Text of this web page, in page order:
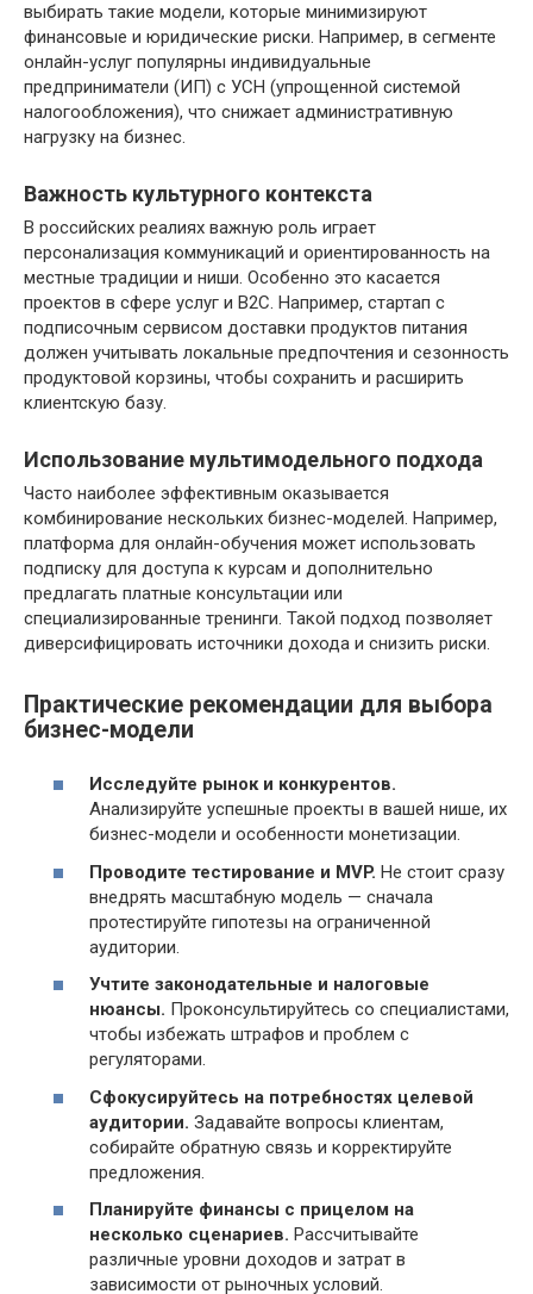
выбирать такие модели, которые минимизируют
финансовые и юридические риски. Например, в сегменте
онлайн-услуг популярны индивидуальные
предприниматели (ИП) с УСН (упрощенной системой
налогообложения), что снижает административную
нагрузку на бизнес.
Важность культурного контекста
В российских реалиях важную роль играет
персонализация коммуникаций и ориентированность на
местные традиции и ниши. Особенно это касается
проектов в сфере услуг и B2C. Например, стартап с
подписочным сервисом доставки продуктов питания
должен учитывать локальные предпочтения и сезонность
продуктовой корзины, чтобы сохранить и расширить
клиентскую базу.
Использование мультимодельного подхода
Часто наиболее эффективным оказывается
комбинирование нескольких бизнес-моделей. Например,
платформа для онлайн-обучения может использовать
подписку для доступа к курсам и дополнительно
предлагать платные консультации или
специализированные тренинги. Такой подход позволяет
диверсифицировать источники дохода и снизить риски.
Практические рекомендации для выбора
бизнес-модели
Исследуйте рынок и конкурентов.
Анализируйте успешные проекты в вашей нише, их
бизнес-модели и особенности монетизации.
Проводите тестирование и MVP. Не стоит сразу
внедрять масштабную модель — сначала
протестируйте гипотезы на ограниченной
аудитории.
Учтите законодательные и налоговые
нюансы. Проконсультируйтесь со специалистами,
чтобы избежать штрафов и проблем с
регуляторами.
Сфокусируйтесь на потребностях целевой
аудитории. Задавайте вопросы клиентам,
собирайте обратную связь и корректируйте
предложения.
Планируйте финансы с прицелом на
несколько сценариев. Рассчитывайте
различные уровни доходов и затрат в
зависимости от рыночных условий.